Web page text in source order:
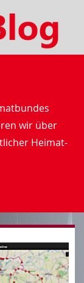
wir über
Heimat-